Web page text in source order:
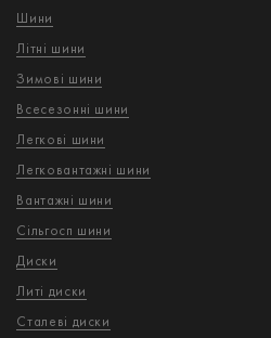
Шини
Літні шини
Зимові шини
Всесезонні шини
Легкові шини
Легковантажнi шини
Вантажнi шини
Сільгосп шини
Диски
Литі диски
Сталеві диски